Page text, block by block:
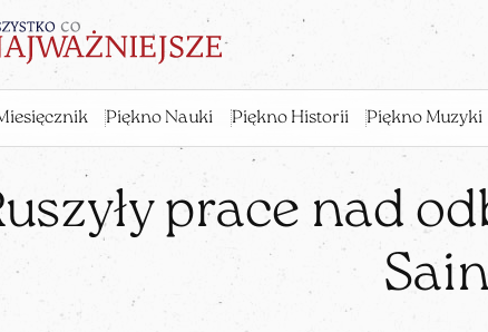
Piękno Nauki Piękno Historii Piękno Muzyki
prace nad